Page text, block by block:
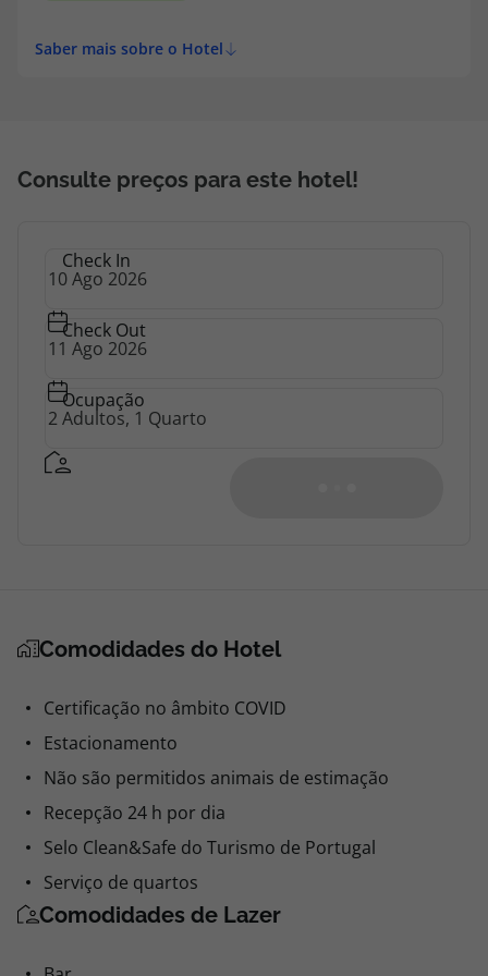
Saber mais sobre o Hotel
Consulte preços para este hotel!
Check In
Check Out
Ocupação
Comodidades do Hotel
Certificação no âmbito COVID
Estacionamento
Não são permitidos animais de estimação
Recepção 24 h por dia
Selo Clean&Safe do Turismo de Portugal
Serviço de quartos
Comodidades de Lazer